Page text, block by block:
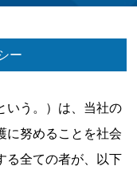
ー
いう。）は、当社の
に努めることを社会
る全ての者が、以下